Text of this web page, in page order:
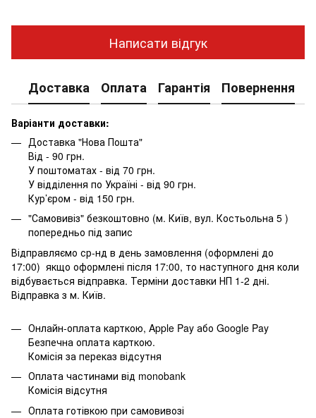
Написати відгук
Доставка Оплата Гарантія Повернення
Варіанти доставки:
Доставка "Нова Пошта"
Від - 90 грн.
У поштоматах - від 70 грн.
У відділення по Україні - від 90 грн.
Кур’єром - від 150 грн.
"Самовивіз" безкоштовно (м. Київ, вул. Костьольна 5 )
попередньо під запис
Відправляємо ср-нд в день замовлення (оформлені до
17:00) якщо оформлені після 17:00, то наступного дня коли
відбувається відправка. Терміни доставки НП 1-2 дні.
Відправка з м. Київ.
Онлайн-оплата карткою, Apple Pay або Google Pay
Безпечна оплата карткою.
Комісія за переказ відсутня
Оплата частинами від monobank
Комісія відсутня
Оплата готівкою при самовивозі